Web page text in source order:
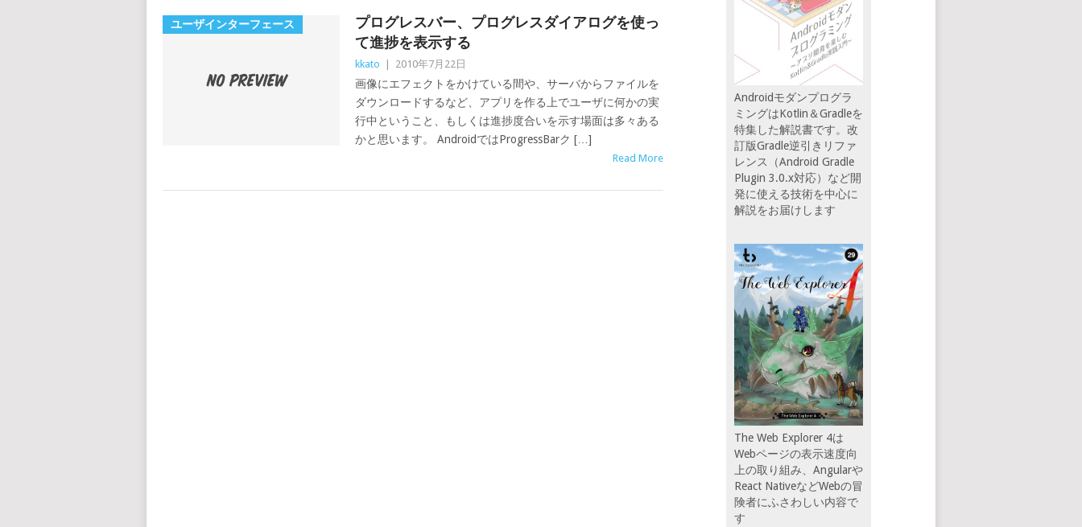
ユーザインターフェース
プログレスバー、プログレスダイアログを使っ
て進捗を表示する
kkato 2010年7月22日
画像にエフェクトをかけている間や、サーバからファイルを
ダウンロードするなど、アプリを作る上でユーザに何かの実
行中ということ、もしくは進捗度合いを示す場面は多々ある
かと思います。 AndroidではProgressBarク […]
Read More
Androidモダンプログラ
ミングはKotlin＆Gradleを
特集した解説書です。改
訂版Gradle逆引きリファ
レンス（Android Gradle
Plugin 3.0.x対応）など開
発に使える技術を中心に
解説をお届けします
The Web Explorer 4は
Webページの表示速度向
上の取り組み、Angularや
React NativeなどWebの冒
険者にふさわしい内容で
す